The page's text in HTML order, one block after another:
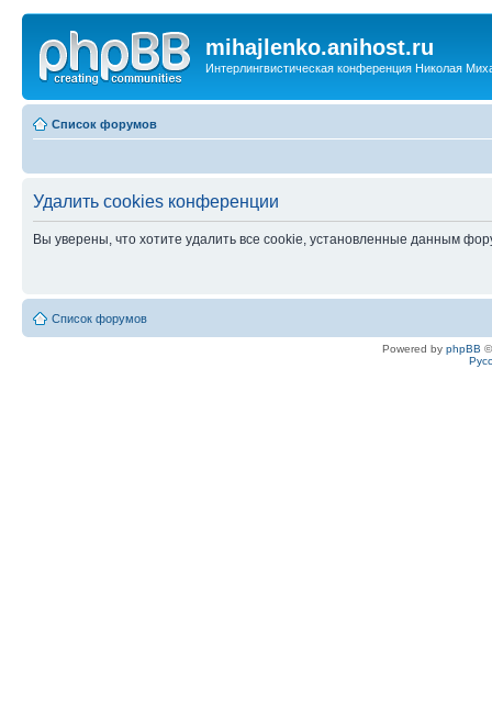
mihajlenko.anihost.ru
Интерлингвистическая конференция Николая
Список форумов
Удалить cookies конференции
Вы уверены, что хотите удалить все cookie, установленные данным
Список форумов
Powered by phpBB